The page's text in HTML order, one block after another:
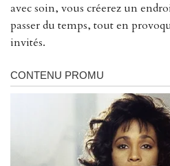
avec soin, vous créerez un
passer du temps, tout en
invités.